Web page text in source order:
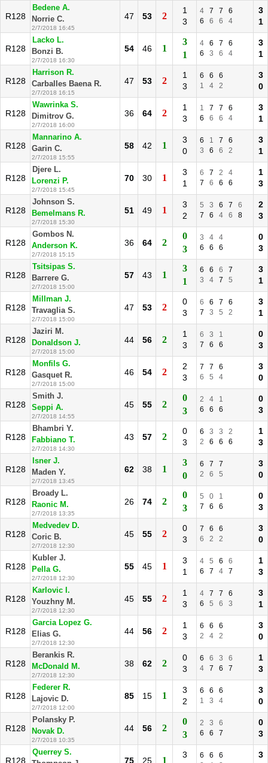
R128
Bedene A.
Norrie C.
2/7/2018 16:45
47 53 2
1
3
4 7 7
6
6
6 6 4
3
1
R128
Lacko L.
Bonzi B.
2/7/2018 16:30
54 46 1
3
1
4 6 7
6
6
3 6 4
3
1
R128
Harrison R.
Carballes Baena R.
2/7/2018 16:15
47 53 2
1
3
6 6
6
1
4 2
3
0
R128
Wawrinka S.
Dimitrov G.
2/7/2018 16:00
36 64 2
1
3
1 7 7
6
6
6 6 4
3
1
R128
Mannarino A.
Garin C.
2/7/2018 15:55
58 42 1
3
0
6 1 7
6
3
6 6 2
3
1
R128
Djere L.
Lorenzi P.
2/7/2018 15:45
70 30 1
3
1
6 7 2
4
7
6 6 6
1
3
R128
Johnson S.
Bemelmans R.
2/7/2018 15:30
51 49 1
3
2
5 3 6 7
6
7
6 4 6 8
2
3
R128
Gombos N.
Anderson K.
2/7/2018 15:15
36 64 2
0
3
3 4
4
6
6 6
0
3
R128
Tsitsipas S.
Barrere G.
2/7/2018 15:00
57 43 1
3
1
6 6 6
7
3
4 7 5
3
1
R128
Millman J.
Travaglia S.
2/7/2018 15:00
47 53 2
0
3
6 6 7
6
7
3 5 2
3
1
R128
Jaziri M.
Donaldson J.
2/7/2018 15:00
44 56 2
1
3
6 3
1
7
6 6
0
3
R128
Monfils G.
Gasquet R.
2/7/2018 15:00
46 54 2
2
3
7 7
6
6
5 4
3
0
R128
Smith J.
Seppi A.
2/7/2018 14:55
45 55 2
0
3
2 4
1
6
6 6
0
3
R128
Bhambri Y.
Fabbiano T.
2/7/2018 14:30
43 57 2
0
3
6 3 3
2
2
6 6 6
1
3
R128
Isner J.
Maden Y.
2/7/2018 13:45
62 38 1
3
0
6 7
7
2
6 5
3
0
R128
Broady L.
Raonic M.
2/7/2018 13:35
26 74 2
0
3
5 0
1
7
6 6
0
3
R128
Medvedev D.
Coric B.
2/7/2018 12:30
45 55 2
0
3
7 6
6
6
2 2
3
0
R128
Kubler J.
Pella G.
2/7/2018 12:30
55 45 1
3
1
4 5 6
6
6
7 4 7
1
3
R128
Karlovic I.
Youzhny M.
2/7/2018 12:30
45 55 2
1
3
4 7 7
6
6
5 6 3
3
1
R128
Garcia Lopez G.
Elias G.
2/7/2018 12:30
44 56 2
1
3
6 6
6
2
4 2
3
0
R128
Berankis R.
McDonald M.
2/7/2018 12:30
38 62 2
0
3
6 6 3
6
4
7 6 7
1
3
R128
Federer R.
Lajovic D.
2/7/2018 12:00
85 15 1
3
2
6 6
6
1
3 4
3
0
R128
Polansky P.
Novak D.
2/7/2018 10:35
44 56 2
0
3
2 3
6
6
6 7
0
3
R128
Querrey S.
75 25 1
3
6 6
6
3